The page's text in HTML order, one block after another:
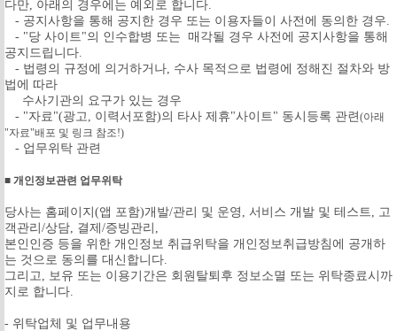
다만, 아래의 경우에는 예외로 합니다.
- 공지사항을 통해 공지한 경우 또는 이용자들이 사전에 동의한 경우.
- "당 사이트"의 인수합병 또는 매각될 경우 사전에 공지사항을 통해
공지드립니다.
- 법령의 규정에 의거하거나, 수사 목적으로 법령에 정해진 절차와 방
법에 따라
수사기관의 요구가 있는 경우
- "자료"(광고, 이력서포함)의 타사 제휴"사이트" 동시등록 관련(아래
"자료"배포 및 링크 참조!)
- 업무위탁 관련
■ 개인정보관련 업무위탁
당사는 홈페이지(앱 포함)개발/관리 및 운영, 서비스 개발 및 테스트, 고
객관리/상담, 결제/증빙관리,
본인인증 등을 위한 개인정보 취급위탁을 개인정보취급방침에 공개하
는 것으로 동의를 대신합니다.
그리고, 보유 또는 이용기간은 회원탈퇴후 정보소멸 또는 위탁종료시까
지로 합니다.
- 위탁업체 및 업무내용